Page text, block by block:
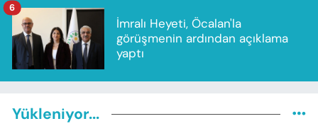
İmralı Heyeti, Öcalan'la
görüşmenin ardından açıklama
yaptı
6
Yükleniyor...